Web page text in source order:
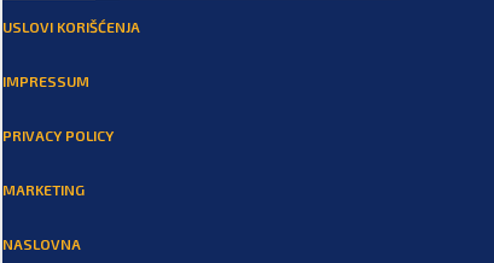
USLOVI KORIŠĆENJA
IMPRESSUM
PRIVACY POLICY
MARKETING
NASLOVNA